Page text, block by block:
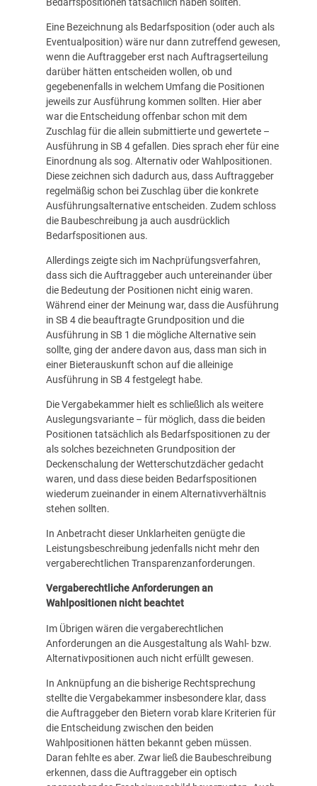
Eine Bezeichnung als Bedarfsposition (oder auch als
Eventualposition) wäre nur dann zutreffend gewesen,
wenn die Auftraggeber erst nach Auftragserteilung
darüber hätten entscheiden wollen, ob und
gegebenenfalls in welchem Umfang die Positionen
jeweils zur Ausführung kommen sollten. Hier aber
war die Entscheidung offenbar schon mit dem
Zuschlag für die allein submittierte und gewertete –
Ausführung in SB 4 gefallen. Dies sprach eher für eine
Einordnung als sog. Alternativ oder Wahlpositionen.
Diese zeichnen sich dadurch aus, dass Auftraggeber
regelmäßig schon bei Zuschlag über die konkrete
Ausführungsalternative entscheiden. Zudem schloss
die Baubeschreibung ja auch ausdrücklich
Bedarfspositionen aus.
Allerdings zeigte sich im Nachprüfungsverfahren,
dass sich die Auftraggeber auch untereinander über
die Bedeutung der Positionen nicht einig waren.
Während einer der Meinung war, dass die Ausführung
in SB 4 die beauftragte Grundposition und die
Ausführung in SB 1 die mögliche Alternative sein
sollte, ging der andere davon aus, dass man sich in
einer Bieterauskunft schon auf die alleinige
Ausführung in SB 4 festgelegt habe.
Die Vergabekammer hielt es schließlich als weitere
Auslegungsvariante – für möglich, dass die beiden
Positionen tatsächlich als Bedarfspositionen zu der
als solches bezeichneten Grundposition der
Deckenschalung der Wetterschutzdächer gedacht
waren, und dass diese beiden Bedarfspositionen
wiederum zueinander in einem Alternativverhältnis
stehen sollten.
In Anbetracht dieser Unklarheiten genügte die
Leistungsbeschreibung jedenfalls nicht mehr den
vergaberechtlichen Transparenzanforderungen.
Vergaberechtliche Anforderungen an
Wahlpositionen nicht beachtet
Im Übrigen wären die vergaberechtlichen
Anforderungen an die Ausgestaltung als Wahl- bzw.
Alternativpositionen auch nicht erfüllt gewesen.
In Anknüpfung an die bisherige Rechtsprechung
stellte die Vergabekammer insbesondere klar, dass
die Auftraggeber den Bietern vorab klare Kriterien für
die Entscheidung zwischen den beiden
Wahlpositionen hätten bekannt geben müssen.
Daran fehlte es aber. Zwar ließ die Baubeschreibung
erkennen, dass die Auftraggeber ein optisch